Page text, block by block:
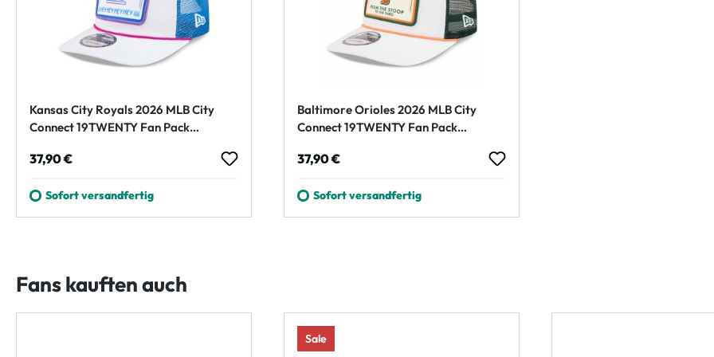
Kansas City Royals 2026 MLB City
Connect 19TWENTY Fan Pack
Regulärer Preis:
37,90 €
Sofort versandfertig
Baltimore Orioles 2026 MLB City
Connect 19TWENTY Fan Pack
Regulärer Preis:
37,90 €
Sofort versandfertig
Fans kauften auch
Sale